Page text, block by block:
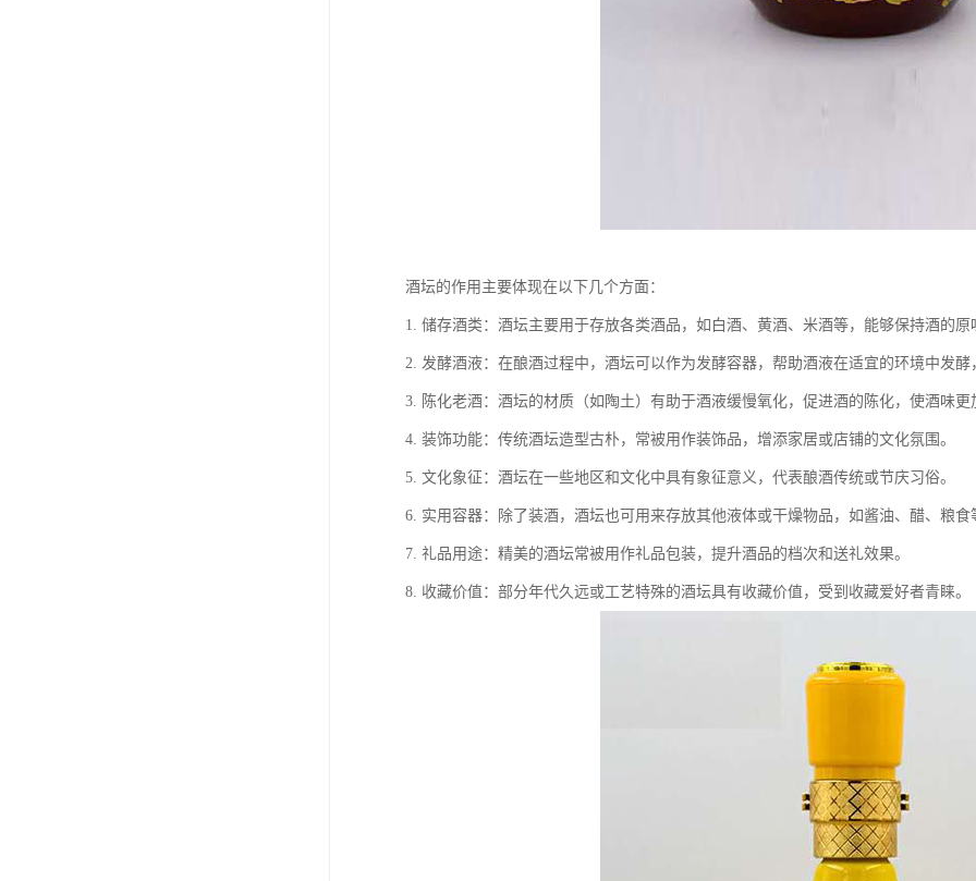
酒坛的作用主要体现在以下几个方面：
1. 储存酒类：酒坛主要用于存放各类酒品，如白酒、黄酒、米酒等，能够保持酒的原
2. 发酵酒液：在酿酒过程中，酒坛可以作为发酵容器，帮助酒液在适宜的环境中发酵
3. 陈化老酒：酒坛的材质（如陶土）有助于酒液缓慢氧化，促进酒的陈化，使酒味更
4. 装饰功能：传统酒坛造型古朴，常被用作装饰品，增添家居或店铺的文化氛围。
5. 文化象征：酒坛在一些地区和文化中具有象征意义，代表酿酒传统或节庆习俗。
6. 实用容器：除了装酒，酒坛也可用来存放其他液体或干燥物品，如酱油、醋、粮食
7. 礼品用途：精美的酒坛常被用作礼品包装，提升酒品的档次和送礼效果。
8. 收藏价值：部分年代久远或工艺特殊的酒坛具有收藏价值，受到收藏爱好者青睐。